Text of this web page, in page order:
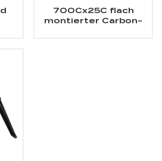
700Cx25C flach
montierter Carbon-